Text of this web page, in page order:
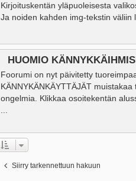
Kirjoituskentän yläpuoleisesta
Ja noiden kahden img-tekstin väliin
HUOMIO
Foorumi on nyt päivitetty
KÄNNYKÄNKÄYTTÄJÄT
ongelmia. Klikkaa osoitekentän
Siirry tarkennettuun hakuun